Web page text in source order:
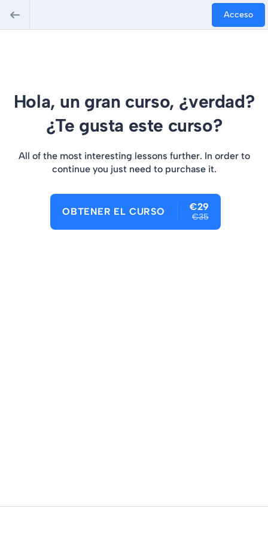
Acceso
Hola, un gran curso, ¿verdad?
¿Te gusta este curso?
All of the most interesting lessons further. In order to
continue you just need to purchase it.
OBTENER EL CURSO €29
€35